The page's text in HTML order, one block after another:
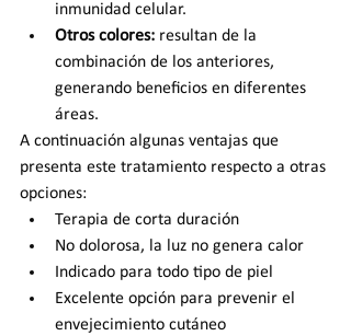
inmunidad celular.
Otros colores: resultan de la
combinación de los anteriores,
generando beneficios en diferentes
áreas.
A continuación algunas ventajas que
presenta este tratamiento respecto a otras
opciones:
Terapia de corta duración
No dolorosa, la luz no genera calor
Indicado para todo tipo de piel
Excelente opción para prevenir el
envejecimiento cutáneo